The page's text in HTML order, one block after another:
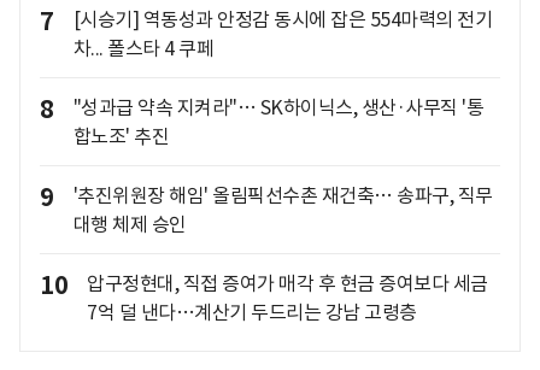
7
[시승기] 역동성과 안정감 동시에 잡은 554마력의 전기
차... 폴스타 4 쿠페
8
"성과급 약속 지켜라"… SK하이닉스, 생산·사무직 '통
합노조' 추진
9
'추진위원장 해임' 올림픽선수촌 재건축… 송파구, 직무
대행 체제 승인
10
압구정현대, 직접 증여가 매각 후 현금 증여보다 세금
7억 덜 낸다…계산기 두드리는 강남 고령층